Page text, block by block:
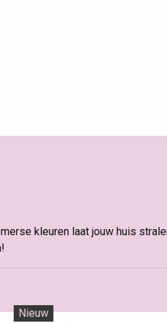
kleuren laat jouw huis
Nieuw